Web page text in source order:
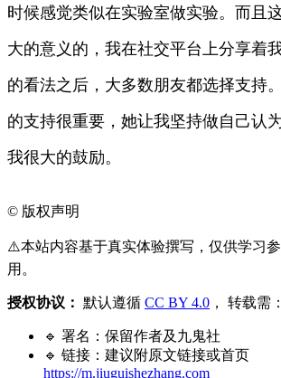
时候感觉类似在实验室做实验。而且
大的意义的，我在社交平台上分享着
的看法之后，大多数朋友都选择支持
的支持很重要，她让我坚持做自己认
我很大的鼓励。
© 版权声明
⚠️本站内容基于真实体验撰写，仅供学习
用。
授权协议： 默认遵循 CC BY 4.0 ， 转载需：
🔹 署名：保留作者及 九鬼社
🔹 链接：建议附原文链接或首页
https://m.jiuguishezhang.com